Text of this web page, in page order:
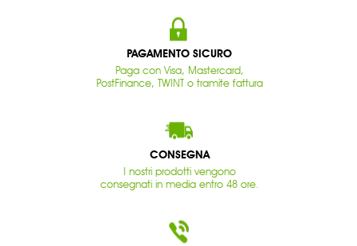
PAGAMENTO SICURO
Paga con Visa, Mastercard,
PostFinance, TWINT o tramite fattura
CONSEGNA
I nostri prodotti vengono
consegnati in media entro 48 ore.